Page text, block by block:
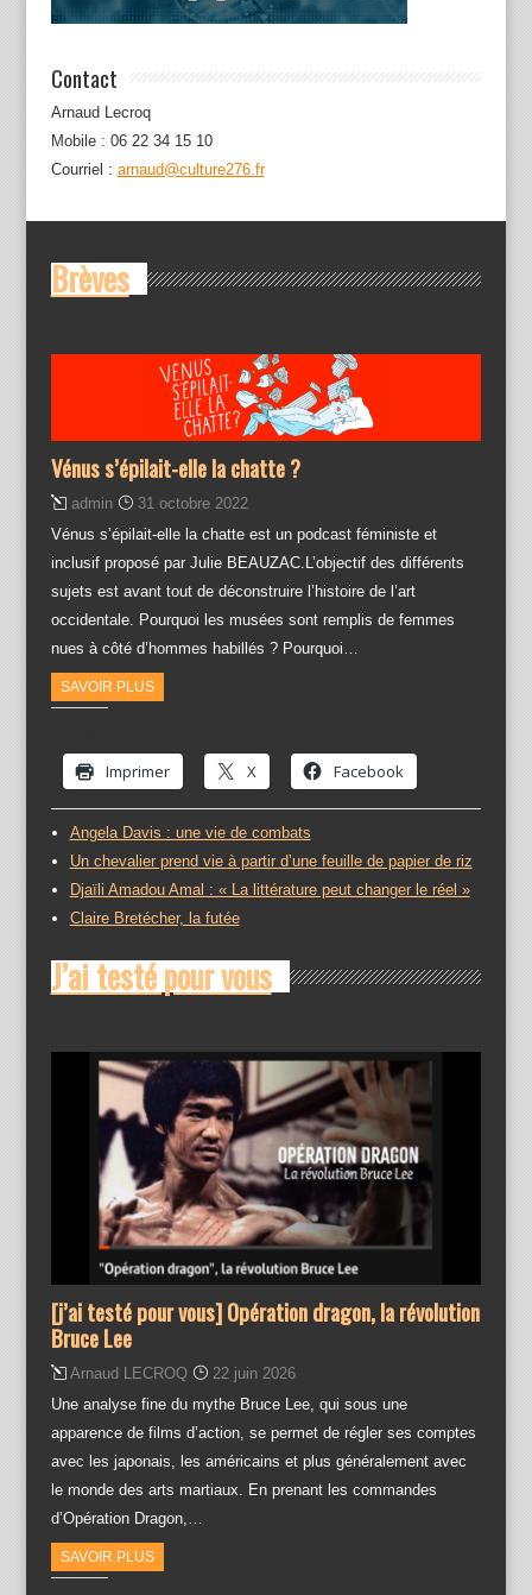
Contact
Arnaud Lecroq
Mobile : 06 22 34 15 10
Courriel : arnaud@culture276.fr
Brèves
Vénus s’épilait-elle la chatte ?
admin
31 octobre 2022
Vénus s’épilait-elle la chatte est un podcast féministe et
inclusif proposé par Julie BEAUZAC.L’objectif des différents
sujets est avant tout de déconstruire l’histoire de l’art
occidentale. Pourquoi les musées sont remplis de femmes
nues à côté d’hommes habillés ? Pourquoi…
SAVOIR PLUS
Imprimer X Facebook
Angela Davis : une vie de combats
Un chevalier prend vie à partir d’une feuille de papier de riz
Djaïli Amadou Amal : « La littérature peut changer le réel »
Claire Bretécher, la futée
J’ai testé pour vous
[j’ai testé pour vous] Opération dragon, la révolution
Bruce Lee
Arnaud LECROQ
22 juin 2026
Une analyse fine du mythe Bruce Lee, qui sous une
apparence de films d’action, se permet de régler ses comptes
avec les japonais, les américains et plus généralement avec
le monde des arts martiaux. En prenant les commandes
d’Opération Dragon,…
SAVOIR PLUS